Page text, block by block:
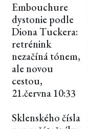
Embouchure
dystonie podle
Diona Tuckera:
retrénink
nezačíná tónem,
ale novou
cestou,
21.června 10:33
Sklenského čísla